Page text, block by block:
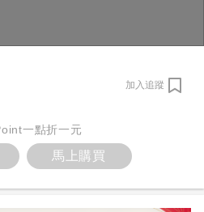
加入追蹤
一點折一元
馬上購買